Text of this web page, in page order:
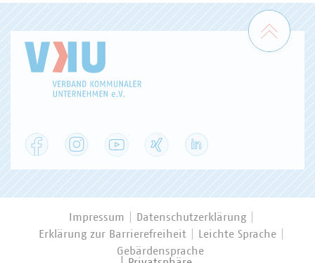
Zum
Facebook Instagram YouTube
Impressum
Datenschutzerklärung
Erklärung zur Barrierefreiheit
Leichte Sprache
Gebärdensprache